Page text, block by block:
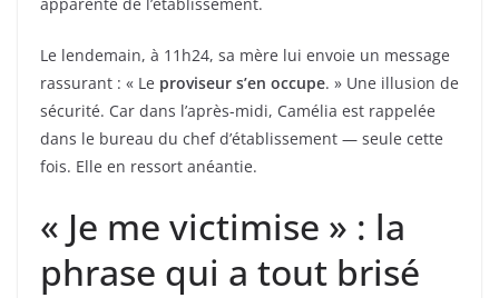
apparente de l’établissement.
Le lendemain, à 11h24, sa mère lui envoie un message
rassurant : « Le proviseur s’en occupe. » Une illusion de
sécurité. Car dans l’après-midi, Camélia est rappelée
dans le bureau du chef d’établissement — seule cette
fois. Elle en ressort anéantie.
« Je me victimise » : la
phrase qui a tout brisé